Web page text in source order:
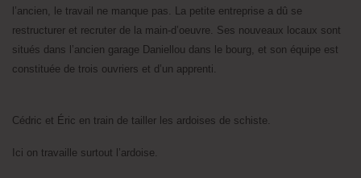
l’ancien, le travail ne manque pas. La petite entreprise a dû se
restructurer et recruter de la main-d’oeuvre. Ses nouveaux locaux sont
situés dans l’ancien garage Daniellou dans le bourg, et son équipe est
constituée de trois ouvriers et d’un apprenti.
Cédric et Éric en train de tailler les ardoises de schiste.
Ici on travaille surtout l’ardoise.